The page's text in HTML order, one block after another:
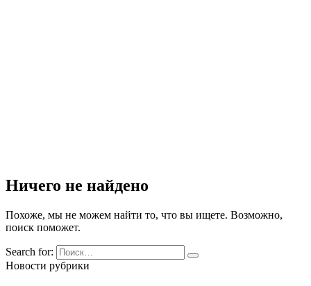
Ничего не найдено
Похоже, мы не можем найти то, что вы ищете. Возможно,
поиск поможет.
Search for:
Новости рубрики